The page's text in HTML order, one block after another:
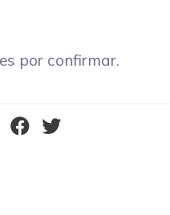
por confirmar.